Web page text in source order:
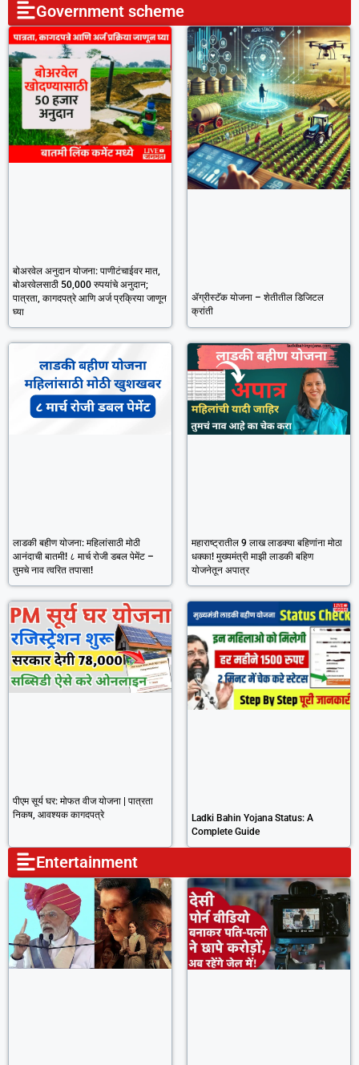
Government scheme
बोअरवेल अनुदान योजना: पाणीटंचाईवर मात,
बोअरवेलसाठी 50,000 रुपयांचे अनुदान;
पात्रता, कागदपत्रे आणि अर्ज प्रक्रिया जाणून
घ्या
ॲग्रीस्टॅक योजना – शेतीतील डिजिटल
क्रांती
लाडकी बहीण योजना: महिलांसाठी मोठी
आनंदाची बातमी! ८ मार्च रोजी डबल पेमेंट –
तुमचे नाव त्वरित तपासा!
महाराष्ट्रातील 9 लाख लाडक्या बहिणांना मोठा
धक्का! मुख्यमंत्री माझी लाडकी बहिण
योजनेतून अपात्र
पीएम सूर्य घर: मोफत वीज योजना | पात्रता
निकष, आवश्यक कागदपत्रे
Ladki Bahin Yojana Status: A
Complete Guide
Entertainment